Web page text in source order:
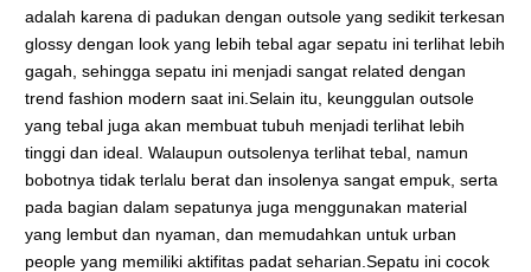
adalah karena di padukan dengan outsole yang sedikit terkesan
glossy dengan look yang lebih tebal agar sepatu ini terlihat lebih
gagah, sehingga sepatu ini menjadi sangat related dengan
trend fashion modern saat ini.Selain itu, keunggulan outsole
yang tebal juga akan membuat tubuh menjadi terlihat lebih
tinggi dan ideal. Walaupun outsolenya terlihat tebal, namun
bobotnya tidak terlalu berat dan insolenya sangat empuk, serta
pada bagian dalam sepatunya juga menggunakan material
yang lembut dan nyaman, dan memudahkan untuk urban
people yang memiliki aktifitas padat seharian.Sepatu ini cocok